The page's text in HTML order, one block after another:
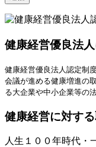
健康経営優良法
健康経営優良法人認定制
会議が進める健康増進の
る大企業や中小企業等の
健康経営に対す
人生１００年時代・